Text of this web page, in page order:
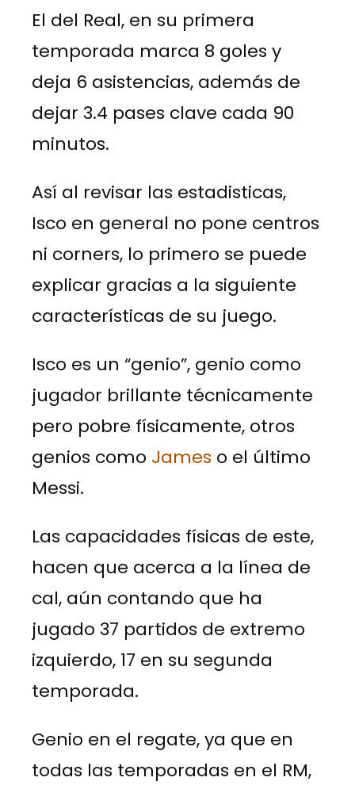
El del Real, en su primera
temporada marca 8 goles y
deja 6 asistencias, además de
dejar 3.4 pases clave cada 90
minutos.
Así al revisar las estadisticas,
Isco en general no pone centros
ni corners, lo primero se puede
explicar gracias a la siguiente
características de su juego.
Isco es un “genio”, genio como
jugador brillante técnicamente
pero pobre físicamente, otros
genios como James o el último
Messi.
Las capacidades físicas de este,
hacen que acerca a la línea de
cal, aún contando que ha
jugado 37 partidos de extremo
izquierdo, 17 en su segunda
temporada.
Genio en el regate, ya que en
todas las temporadas en el RM,